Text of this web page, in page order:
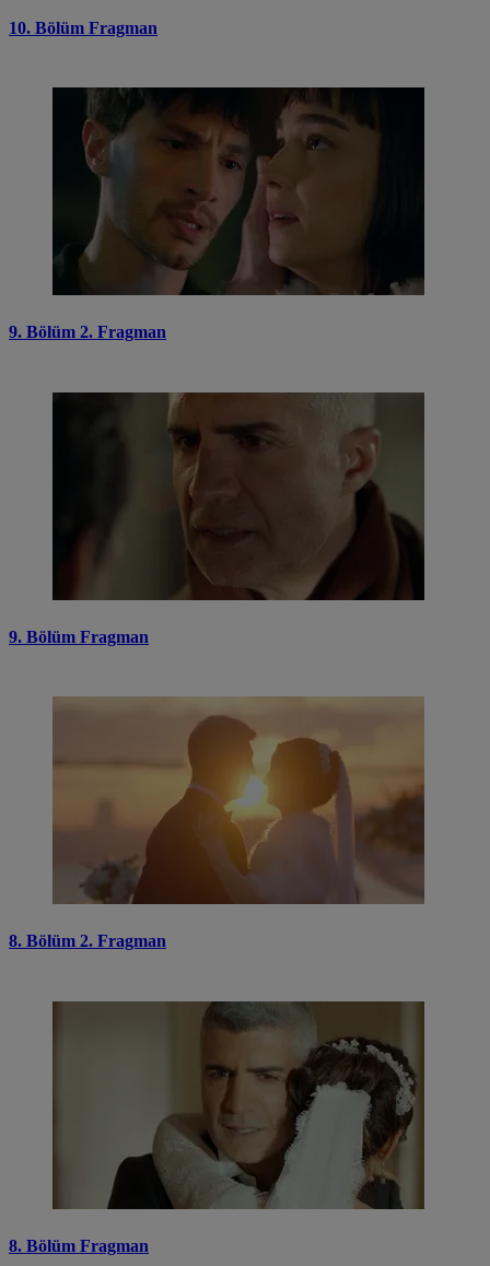
10. Bölüm Fragman
9. Bölüm 2. Fragman
9. Bölüm Fragman
8. Bölüm 2. Fragman
8. Bölüm Fragman